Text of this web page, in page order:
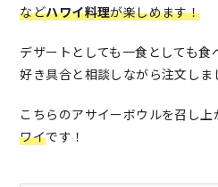
などハワイ料理が楽しめます！
デザートとしても一食としても
好き具合と相談しながら注文しま
こちらのアサイーボウルを召し上
ワイです！